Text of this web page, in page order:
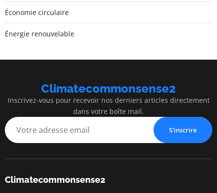
Économie circulaire
Énergie renouvelable
Climatecommonsense2
Inscrivez-vous pour recevoir nos derniers articles directement
dans votre boîte mail.
S'inscrire
Climatecommonsense2